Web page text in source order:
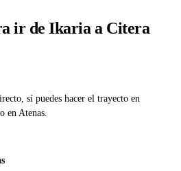
ir de Ikaria a Citera
sí puedes hacer el trayecto en
en Atenas.